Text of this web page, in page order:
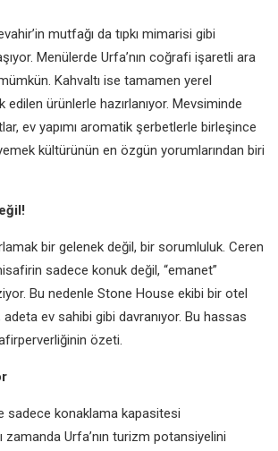
mutfağı da tıpkı mimarisi gibi
Menülerde Urfa’nın coğrafi işaretli ara
Kahvaltı ise tamamen yerel
ürünlerle hazırlanıyor. Mevsiminde
ev yapımı aromatik şerbetlerle birleşince
kültürünün en özgün yorumlarından biri
bir gelenek değil, bir sorumluluk. Ceren
sadece konuk değil, “emanet”
Bu nedenle Stone House ekibi bir otel
ev sahibi gibi davranıyor. Bu hassas
özeti.
sadece konaklama kapasitesi
zamanda Urfa’nın turizm potansiyelini